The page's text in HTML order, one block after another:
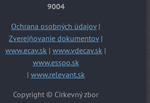
9004
Ochrana osobných údajov|
Zverejňovanie dokumentov|
www.ecav.sk |www.vdecav.sk |
www.esspo.sk
| www.relevant.sk
Copyright © Cirkevný zbor